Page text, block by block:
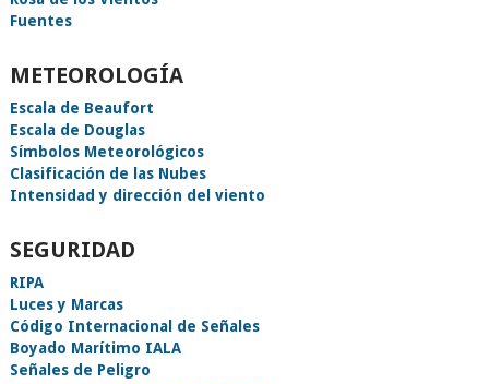
Fuentes
METEOROLOGÍA
Escala de Beaufort
Escala de Douglas
Símbolos Meteorológicos
Clasificación de las Nubes
Intensidad y dirección del viento
SEGURIDAD
RIPA
Luces y Marcas
Código Internacional de Señales
Boyado Marítimo IALA
Señales de Peligro